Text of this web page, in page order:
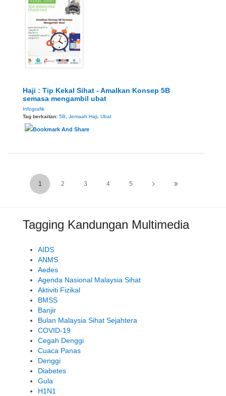
Haji : Tip Kekal Sihat - Amalkan Konsep 5B
semasa mengambil ubat
Infografik
Tag berkaitan: 5B, Jemaah Haji, Ubat
1 2 3 4 5
Tagging Kandungan Multimedia
AIDS
ANMS
Aedes
Agenda Nasional Malaysia Sihat
Aktiviti Fizikal
BMSS
Banjir
Bulan Malaysia Sihat Sejahtera
COVID-19
Cegah Denggi
Cuaca Panas
Denggi
Diabetes
Gula
H1N1